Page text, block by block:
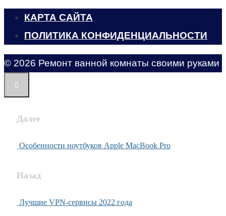
КАРТА САЙТА
ПОЛИТИКА КОНФИДЕНЦИАЛЬНОСТИ
© 2026 Ремонт ванной комнаты своими руками
Далее
Особенности ноутбуков Apple MacBook Pro
Назад
Лучшие VPN-сервисы 2022 года